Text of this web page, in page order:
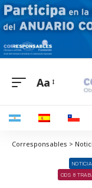
Aa
ODS 8